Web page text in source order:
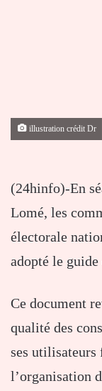
illustration crédit Dr
(24hinfo)-En
Lomé, les
électorale
adopté le
Ce document
qualité des
ses utilisateurs
l’organisation